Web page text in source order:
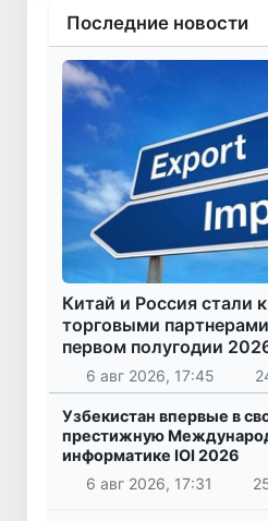
Последние новости
Китай и Россия стали
торговыми
первом полугодии
6 авг 2026, 17:45
Узбекистан впервые в
престижную
информатике IOI 2026
6 авг 2026, 17:31